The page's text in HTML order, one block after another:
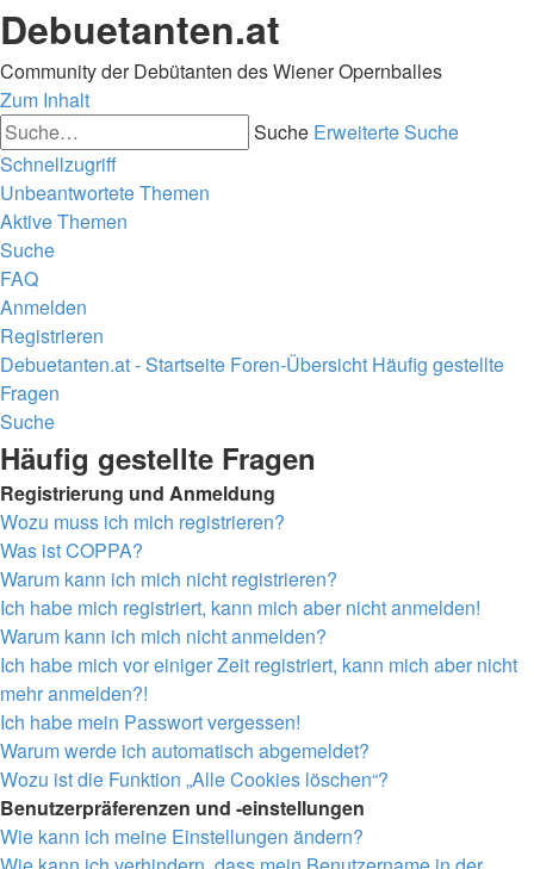
Debuetanten.at
Community der Debütanten des Wiener Opernballes
Zum Inhalt
Suche Erweiterte Suche
Schnellzugriff
Unbeantwortete Themen
Aktive Themen
Suche
FAQ
Anmelden
Registrieren
Debuetanten.at - Startseite Foren-Übersicht Häufig gestellte
Fragen
Suche
Häufig gestellte Fragen
Registrierung und Anmeldung
Wozu muss ich mich registrieren?
Was ist COPPA?
Warum kann ich mich nicht registrieren?
Ich habe mich registriert, kann mich aber nicht anmelden!
Warum kann ich mich nicht anmelden?
Ich habe mich vor einiger Zeit registriert, kann mich aber nicht
mehr anmelden?!
Ich habe mein Passwort vergessen!
Warum werde ich automatisch abgemeldet?
Wozu ist die Funktion „Alle Cookies löschen“?
Benutzerpräferenzen und -einstellungen
Wie kann ich meine Einstellungen ändern?